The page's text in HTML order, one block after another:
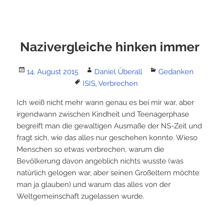
Nazivergleiche hinken immer
Posted
14. August 2015 Author
Daniel Überall Categories
Gedanken
Tags
ISIS,Verbrechen
Ich weiß nicht mehr wann genau es bei mir war, aber
irgendwann zwischen Kindheit und Teenagerphase
begreift man die gewaltigen Ausmaße der NS-Zeit und
fragt sich, wie das alles nur geschehen konnte. Wieso
Menschen so etwas verbrechen, warum die
Bevölkerung davon angeblich nichts wusste (was
natürlich gelogen war, aber seinen Großeltern möchte
man ja glauben) und warum das alles von der
Weltgemeinschaft zugelassen wurde.